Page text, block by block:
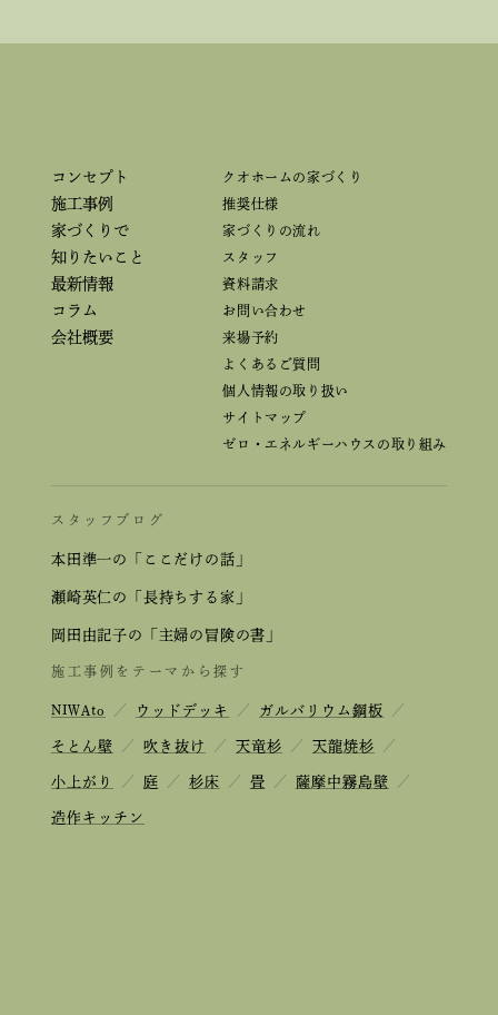
コンセプト
施工事例
家づくりで
知りたいこと
最新情報
コラム
会社概要
クオホームの家づくり
推奨仕様
家づくりの流れ
スタッフ
資料請求
お問い合わせ
来場予約
よくあるご質問
個人情報の取り扱い
サイトマップ
ゼロ・エネルギーハウスの取り組み
スタッフブログ
本田準一の「ここだけの話」
瀬崎英仁の「長持ちする家」
岡田由記子の「主婦の冒険の書」
施工事例をテーマから探す
NIWAto ／ ウッドデッキ ／ ガルバリウム鋼板 ／
そとん壁 ／ 吹き抜け ／ 天竜杉 ／ 天龍焼杉 ／
小上がり ／ 庭 ／ 杉床 ／ 畳 ／ 薩摩中霧島壁 ／
造作キッチン